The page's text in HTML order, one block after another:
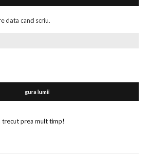
data cand scriu.
gura lumii
trecut prea mult timp!